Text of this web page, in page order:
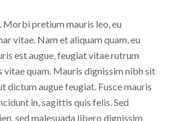
Morbi pretium mauris leo, eu
vitae. Nam et aliquam quam, eu
est augue, feugiat vitae rutrum
vitae quam. Mauris dignissim nibh sit
dictum augue feugiat. Fusce mauris
in, sagittis quis felis. Sed
sed malesuada libero dignissim